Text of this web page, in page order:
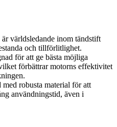
världsledande inom tändstift
och tillförlitlighet.
för att ge bästa möjliga
förbättrar motorns effektivitet
robusta material för att
användningstid, även i